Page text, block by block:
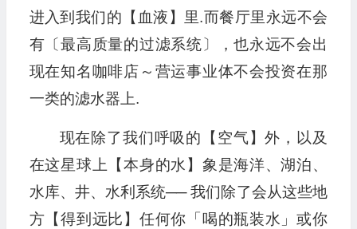
进入到我们的【血液】里.而餐厅里永远不会
有〔最高质量的过滤系统〕，也永远不会出
现在知名咖啡店～营运事业体不会投资在那
一类的滤水器上.
现在除了我们呼吸的【空气】外，以及
在这星球上【本身的水】象是海洋、湖泊、
水库、井、水利系统── 我们除了会从这些地
方【得到远比】任何你「喝的瓶装水」或你